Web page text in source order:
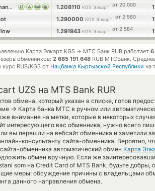
TroyChange
1.208110 KGS Элкарт от 20 000 1
1.290000 KGS Элкарт от 2 580 1
1.291943 KGS Элкарт от 2 584 1
Карта Элкарт KGS → МТС Банк RUB работает 6
обменников: 2 685 191 648 RUB МТСБанк.
курс RUB/KGS от Нацбанка Кыргызской Республики на
UZS на MTS Bank RUR
обмена, который указан в списке, готов
→ Карта банка МТС в ручном или
внимание на метки, которые в некоторых
интересующего вас обменника, нужно всего
вы перешли на вебсайт обменника и заметили
консультанту сайта-обменника. Вероятно,
обменника автоматический обмен Карта
обмен вручную. Если же
som на Credit Card of MTS Bank, будьте
меры: обсуждение причины с владельцами
данного направления обмена.